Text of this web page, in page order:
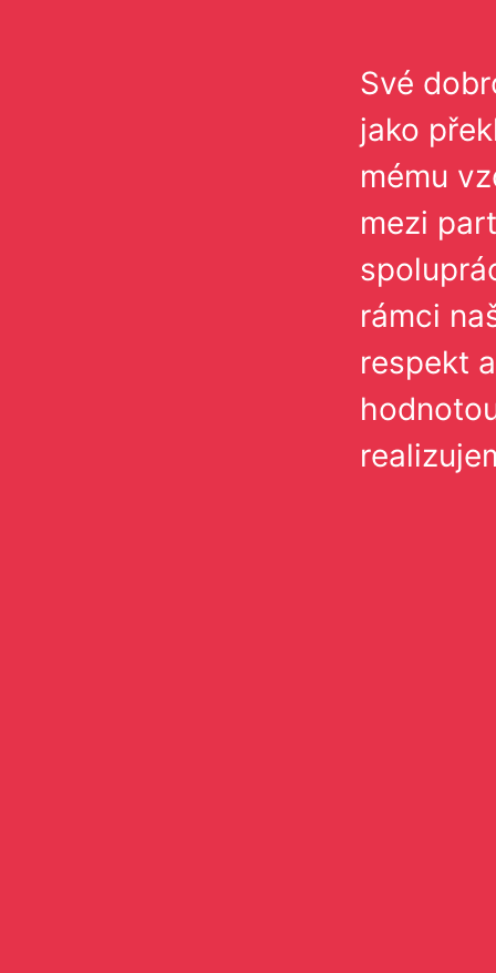
Své
jako
mému
mezi
rámci
respekt